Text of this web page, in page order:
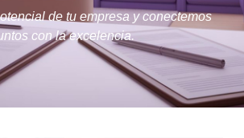
de tu empresa y conectemos
con la excelencia.